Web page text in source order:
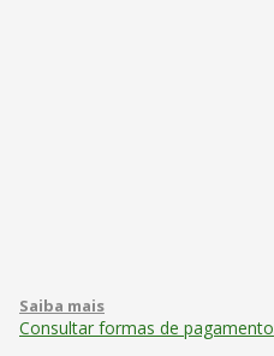
Consultar formas de pagamento